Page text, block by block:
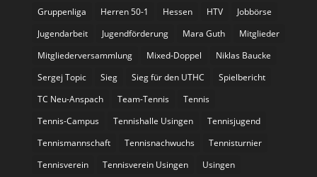
Gruppenliga
Herren 50-1 Hessen HTV
Jobbörse
Jugendarbeit
Jugendförderung Mara Guth
Mitglieder
Mitgliederversammlung
Mixed-Doppel
Niklas Baucke
Sergej Topic
Sieg Sieg für den UTHC
Spielbericht
TC Neu-Anspach
Team-Tennis
Tennis
Tennis-Campus
Tennishalle Usingen
Tennisjugend
Tennismannschaft
Tennisnachwuchs
Tennisturnier
Tennisverein
Tennisverein Usingen
Usingen